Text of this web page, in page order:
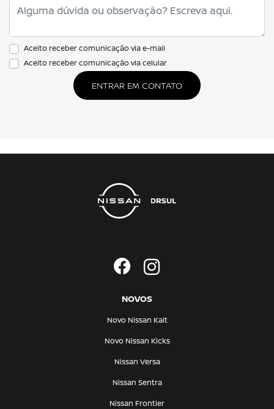
Aceito receber comunicação via e-mail
Aceito receber comunicação via celular
ENTRAR EM CONTATO
NOVOS
Novo Nissan Kait
Novo Nissan Kicks
Nissan Versa
Nissan Sentra
Nissan Frontier